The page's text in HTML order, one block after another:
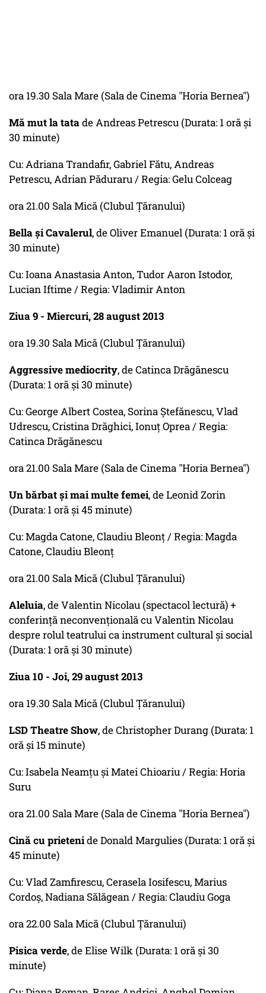
ora 19.30 Sala Mare (Sala de Cinema "Horia Bernea")
Mă mut la tatade Andreas Petrescu (Durata: 1 oră şi
30 minute)
Cu: Adriana Trandafir, Gabriel Fătu, Andreas
Petrescu, Adrian Păduraru / Regia: Gelu Colceag
ora 21.00 Sala Mică (Clubul Ţăranului)
Bella şi Cavalerul, de Oliver Emanuel (Durata: 1 oră şi
30 minute)
Cu: Ioana Anastasia Anton, Tudor Aaron Istodor,
Lucian Iftime / Regia: Vladimir Anton
Ziua 9 - Miercuri, 28 august 2013
ora 19.30 Sala Mică (Clubul Ţăranului)
Aggressive mediocrity, de Catinca Drăgănescu
(Durata: 1 oră şi 30 minute)
Cu: George Albert Costea, Sorina Ştefănescu, Vlad
Udrescu, Cristina Drăghici, Ionuţ Oprea / Regia:
Catinca Drăgănescu
ora 21.00 Sala Mare (Sala de Cinema "Horia Bernea")
Un bărbat şi mai multe femei, de Leonid Zorin
(Durata: 1 oră şi 45 minute)
Cu: Magda Catone, Claudiu Bleonţ / Regia: Magda
Catone, Claudiu Bleonţ
ora 21.00 Sala Mică (Clubul Ţăranului)
Aleluia, de Valentin Nicolau (spectacol lectură) +
conferinţă neconvenţională cu Valentin Nicolau
despre rolul teatrului ca instrument cultural şi social
(Durata: 1 oră şi 30 minute)
Ziua 10 - Joi, 29 august 2013
ora 19.30 Sala Mică (Clubul Ţăranului)
LSD Theatre Show, de Christopher Durang (Durata: 1
oră şi 15 minute)
Cu: Isabela Neamţu şi Matei Chioariu / Regia: Horia
Suru
ora 21.00 Sala Mare (Sala de Cinema "Horia Bernea")
Cină cu prietenide Donald Margulies (Durata: 1 oră şi
45 minute)
Cu: Vlad Zamfirescu, Cerasela Iosifescu, Marius
Cordoş, Nadiana Sălăgean / Regia: Claudiu Goga
ora 22.00 Sala Mică (Clubul Ţăranului)
Pisica verde, de Elise Wilk (Durata: 1 oră şi 30
minute)